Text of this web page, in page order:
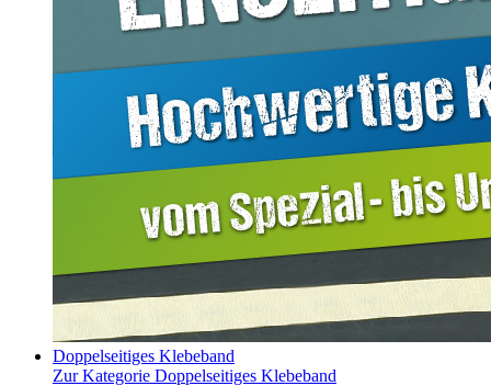
Doppelseitiges Klebeband
Zur Kategorie Doppelseitiges Klebeband